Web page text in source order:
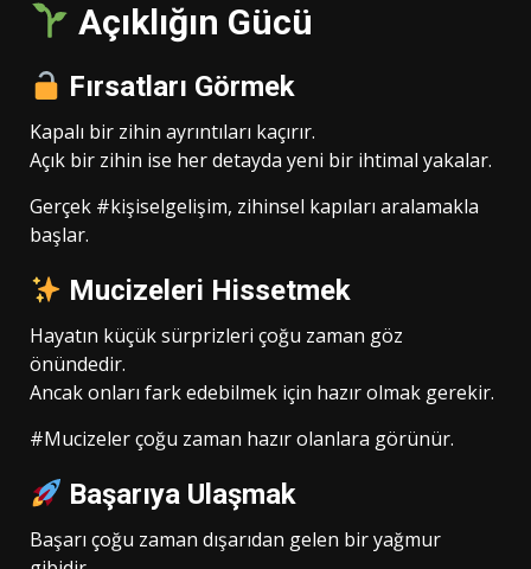
Açıklığın Gücü
Fırsatları Görmek
Kapalı bir zihin ayrıntıları kaçırır.
Açık bir zihin ise her detayda yeni bir ihtimal yakalar.
Gerçek #kişiselgelişim, zihinsel kapıları aralamakla
başlar.
Mucizeleri Hissetmek
Hayatın küçük sürprizleri çoğu zaman göz
önündedir.
Ancak onları fark edebilmek için hazır olmak gerekir.
#Mucizeler çoğu zaman hazır olanlara görünür.
Başarıya Ulaşmak
Başarı çoğu zaman dışarıdan gelen bir yağmur